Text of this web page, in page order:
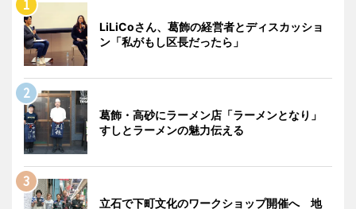
LiLiCoさん、葛飾の経営者とディスカッショ
ン「私がもし区長だったら」
葛飾・高砂にラーメン店「ラーメンとなり」
すしとラーメンの魅力伝える
立石で下町文化のワークショップ開催へ 地